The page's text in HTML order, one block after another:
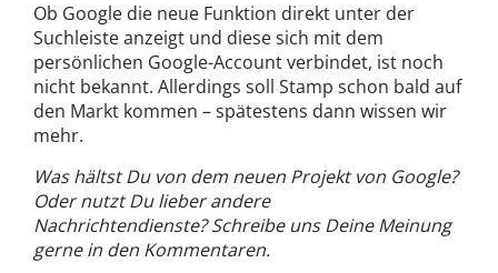
Ob Google die neue Funktion direkt unter der
Suchleiste anzeigt und diese sich mit dem
persönlichen Google-Account verbindet, ist noch
nicht bekannt. Allerdings soll Stamp schon bald auf
den Markt kommen – spätestens dann wissen wir
mehr.
Was hältst Du von dem neuen Projekt von Google?
Oder nutzt Du lieber andere
Nachrichtendienste? Schreibe uns Deine Meinung
gerne in den Kommentaren.